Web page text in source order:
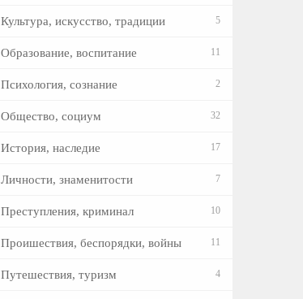
Культура, искусство, традиции 5
Образование, воспитание 11
Психология, сознание 2
Общество, социум 32
История, наследие 17
Личности, знаменитости 7
Преступления, криминал 10
Проишествия, беспорядки, войны 11
Путешествия, туризм 4